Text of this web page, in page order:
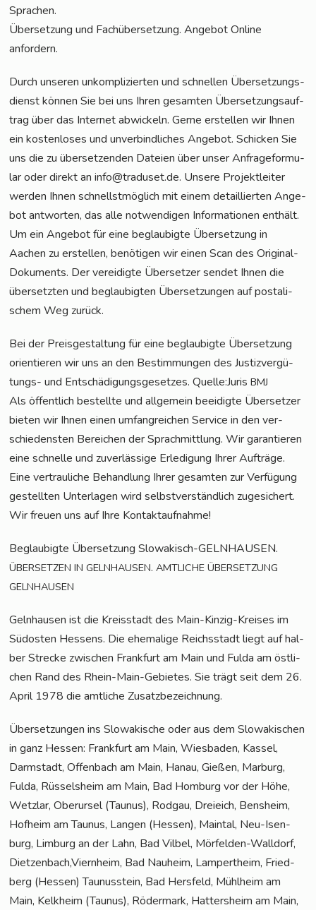
Sprachen.
Über­set­zung und Fach­über­set­zung. Ange­bot Online
anfordern.
Durch unse­ren unkom­pli­zier­ten und schnel­len Über­set­zungs­
dienst kön­nen Sie bei uns Ihren gesam­ten Über­set­zungs­auf­
trag über das Inter­net abwi­ckeln. Ger­ne erstel­len wir Ihnen
ein kos­ten­lo­ses und unver­bind­li­ches Ange­bot. Schi­cken Sie
uns die zu über­set­zen­den Datei­en über unser Anfra­ge­for­mu­
lar oder direkt an info@traduset.de. Unse­re Pro­jekt­lei­ter
wer­den Ihnen schnellst­mög­lich mit einem detail­lier­ten Ange­
bot ant­wor­ten, das alle not­wen­di­gen Infor­ma­tio­nen ent­hält.
Um ein Ange­bot für eine beglau­big­te Über­set­zung in
Aachen zu erstel­len, benö­ti­gen wir einen Scan des Ori­gi­nal-
Doku­ments. Der ver­ei­dig­te Über­set­zer sen­det Ihnen die
über­setz­ten und beglau­big­ten Über­set­zun­gen auf pos­ta­li­
schem Weg zurück.
Bei der Preis­ge­stal­tung für eine beglau­big­te Über­set­zung
ori­en­tie­ren wir uns an den Bestim­mun­gen des Jus­tiz­ver­gü­
tungs- und Ent­schä­di­gungs­ge­set­zes. Quelle:JurisBMJ
Als öffent­lich bestell­te und all­ge­mein beei­dig­te Über­set­zer
bie­ten wir Ihnen einen umfang­rei­chen Ser­vice in den ver­
schie­dens­ten Berei­chen der Sprach­mitt­lung. Wir garan­tie­ren
eine schnel­le und zuver­läs­si­ge Erle­di­gung Ihrer Auf­trä­ge.
Eine ver­trau­li­che Behand­lung Ihrer gesam­ten zur Ver­fü­gung
gestell­ten Unter­la­gen wird selbst­ver­ständ­lich zuge­si­chert.
Wir freu­en uns auf Ihre Kontaktaufnahme!
Beglau­big­te Über­set­zung Slo­wa­kisch-GELN­HAU­SEN.
ÜBERSETZEN IN GELNHAUSEN.AMTLICHE ÜBERSETZUNG
GELNHAUSEN
Geln­hau­sen ist die Kreis­stadt des Main-Kin­zig-Krei­ses im
Süd­os­ten Hes­sens. Die ehe­ma­li­ge Reichs­stadt liegt auf hal­
ber Stre­cke zwi­schen Frank­furt am Main und Ful­da am öst­li­
chen Rand des Rhein-Main-Gebie­tes. Sie trägt seit dem 26.
April 1978 die amt­li­che Zusatzbezeichnung.
Über­set­zun­gen ins Slo­wa­ki­sche oder aus dem Slo­wa­ki­schen
in ganz Hes­sen: Frank­furt am Main, Wies­ba­den, Kas­sel,
Darm­stadt, Offen­bach am Main, Hanau, Gie­ßen, Mar­burg,
Ful­da, Rüs­sels­heim am Main, Bad Hom­burg vor der Höhe,
Wetz­lar, Ober­ur­sel (Tau­nus), Rod­gau, Drei­eich, Bens­heim,
Hof­heim am Tau­nus, Lan­gen (Hes­sen), Main­tal, Neu-Isen­
burg, Lim­burg an der Lahn, Bad Vil­bel, Mör­fel­den-Wall­dorf,
Dietzenbach,Viernheim, Bad Nau­heim, Lam­pert­heim, Fried­
berg (Hes­sen) Tau­nus­stein, Bad Hers­feld, Mühl­heim am
Main, Kelk­heim (Tau­nus), Röder­mark, Hat­ters­heim am Main,